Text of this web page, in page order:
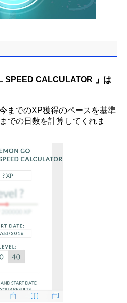
SPEED CALCULATOR 」は
までのXP獲得のペースを基準
での日数を計算してくれま